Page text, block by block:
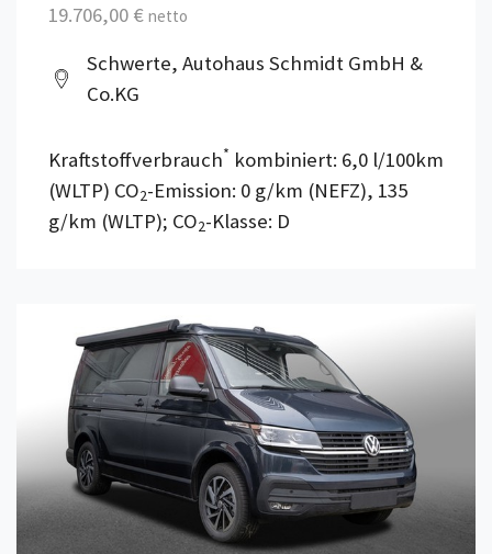
19.706,00 € netto
Schwerte, Autohaus Schmidt GmbH &
Co.KG
Kraftstoffverbrauch* kombiniert: 6,0 l/100km
(WLTP) CO2-Emission: 0 g/km (NEFZ), 135
g/km (WLTP); CO2-Klasse: D
Details anzeigen